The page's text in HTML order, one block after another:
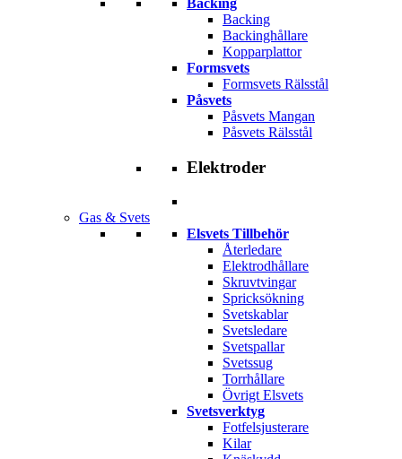
Backing
Backing
Backinghållare
Kopparplattor
Formsvets
Formsvets Rälsstål
Påsvets
Påsvets Mangan
Påsvets Rälsstål
Elektroder
Gas & Svets
Elsvets Tillbehör
Återledare
Elektrodhållare
Skruvtvingar
Spricksökning
Svetskablar
Svetsledare
Svetspallar
Svetssug
Torrhållare
Övrigt Elsvets
Svetsverktyg
Fotfelsjusterare
Kilar